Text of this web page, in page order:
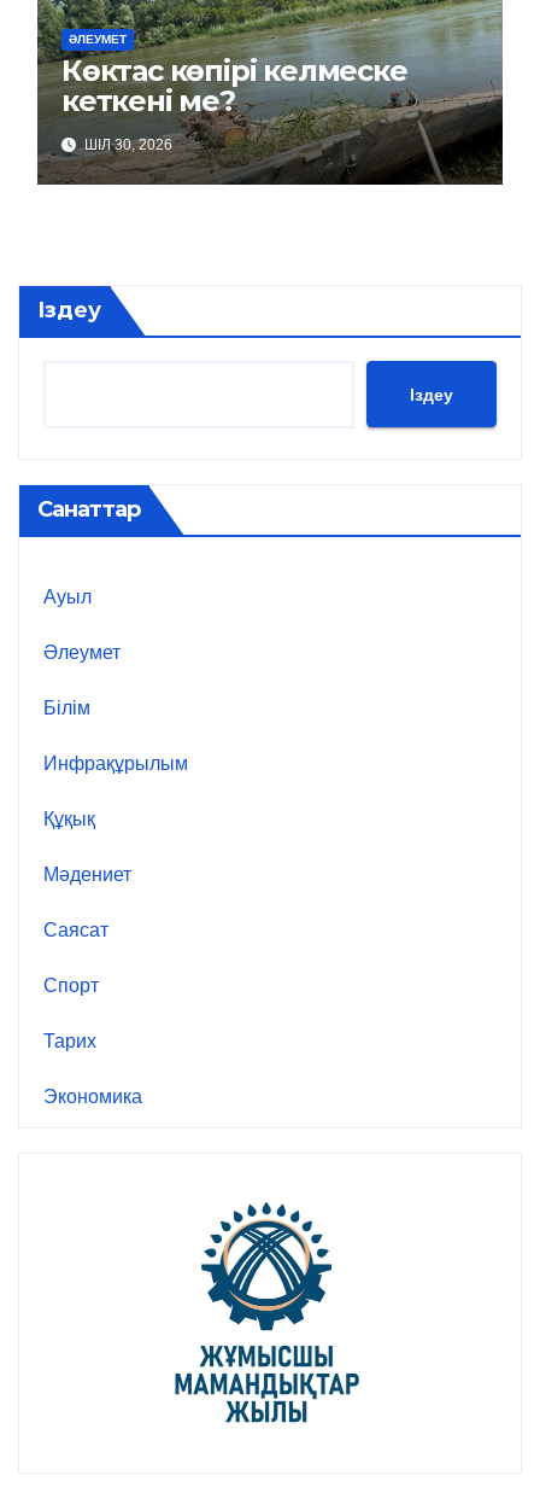
ӘЛЕУМЕТ
Көктас көпірі келмеске
кеткені ме?
ШІЛ 30, 2026
Іздеу
Іздеу
Санаттар
Ауыл
Әлеумет
Білім
Инфрақұрылым
Құқық
Мәдениет
Саясат
Спорт
Тарих
Экономика